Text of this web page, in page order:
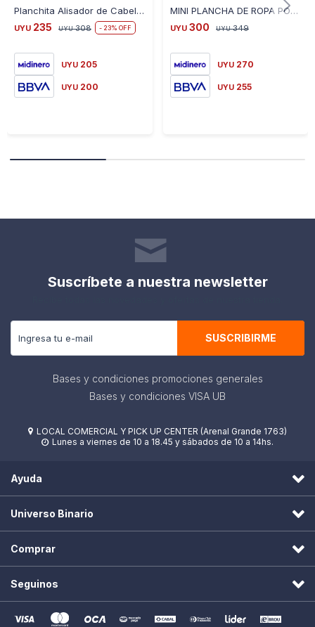
Planchita Alisador de Cabello Nova Sx 8006 Potencia de 45 W
UYU 235 UYU 308 23
UYU 205
UYU 200
MINI PLANCHA DE ROPA PORTATIL
UYU 300 UYU 349
UYU 270
UYU 255
Suscríbete a nuestra newsletter
SUSCRIBIRME
Bases y condiciones promociones generales
Bases y condiciones VISA UB
 LOCAL COMERCIAL Y PICK UP CENTER (Arenal Grande 1763)
 Lunes a viernes de 10 a 18.45 y sábados de 10 a 14hs.
Ayuda
Universo Binario
Comprar
Seguinos